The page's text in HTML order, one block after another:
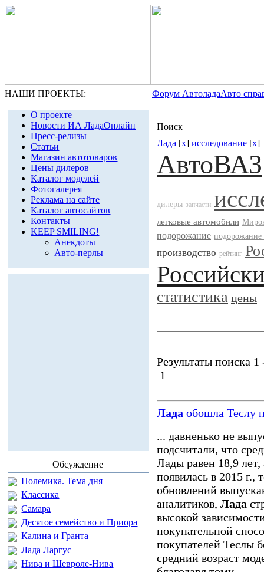
НАШИ ПРОЕКТЫ: Форум АвтоладаАвто
О проекте
Новости ИА ЛадаОнлайн
Пресс-релизы
Статьи
Магазин автотоваров
Цены дилеров
Каталог моделей
Фотогалерея
Реклама на сайте
Каталог автосайтов
Контакты
KEEP SMILING!
Анекдоты
Авто-перлы
Обсуждение
Полемика. Тема дня
Классика
Самара
Десятое семейство и Приора
Калина и Гранта
Лада Ларгус
Нива и Шевроле-Нива
Поиск
Лада [x] исследование [x]
АвтоВАЗ
дилеры запчасти
легковые автомобили
подорожание подорожание
производство рейтинг
статистика цены
Результаты поиска 1
1
Лада обошла Теслу
... давненько не
подсчитали, что
Лады равен 18,9 лет,
появилась в 2015 г.,
обновлений
аналитиков, Лада
высокой
покупательной
покупателей Теслы
средний возраст